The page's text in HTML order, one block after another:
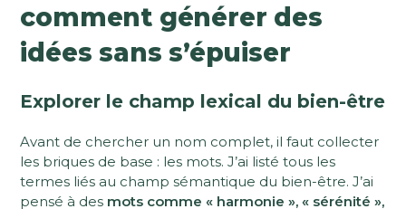
comment générer des
idées sans s’épuiser
Explorer le champ lexical du bien-être
Avant de chercher un nom complet, il faut collecter
les briques de base : les mots. J’ai listé tous les
termes liés au champ sémantique du bien-être. J’ai
pensé à des mots comme « harmonie », « sérénité »,